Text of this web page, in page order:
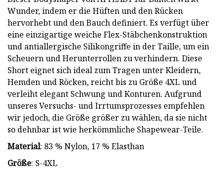
Wunder, indem er die Hüften und den Rücken
hervorhebt und den Bauch definiert. Es verfügt über
eine einzigartige weiche Flex-Stäbchenkonstruktion
und antiallergische Silikongriffe in der Taille, um ein
Scheuern und Herunterrollen zu verhindern. Diese
Short eignet sich ideal zum Tragen unter Kleidern,
Hemden und Röcken, reicht bis zu Größe 4XL und
verleiht elegant Schwung und Konturen. Aufgrund
unseres Versuchs- und Irrtumsprozesses empfehlen
wir jedoch, die Größe größer zu wählen, da sie nicht
so dehnbar ist wie herkömmliche Shapewear-Teile.
Material: 83 % Nylon, 17 % Elasthan
Größe: S-4XL